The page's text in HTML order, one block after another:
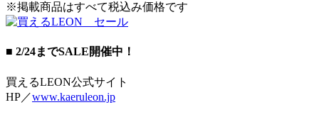
※掲載商品はすべて税込み価格です
■ 2/24までSALE開催中！
買えるLEON公式サイト
HP／www.kaeruleon.jp